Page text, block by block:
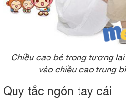
Chiều cao bé trong tương
vào chiều cao trung
Quy tắc ngón tay cái